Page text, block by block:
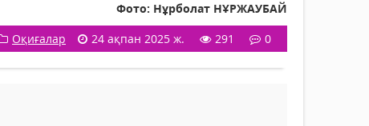
Фото: Нұрболат НҰРЖАУБАЙ
Оқиғалар
24 ақпан 2025 ж. 291 0